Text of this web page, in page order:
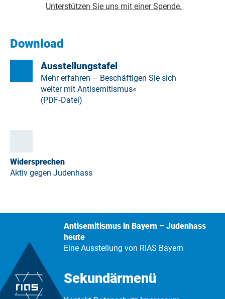
Unterstützen Sie uns mit einer Spende.
Download
Ausstellungstafel
Mehr erfahren – Beschäftigen Sie sich
weiter mit Antisemitismus«
(PDF‑Datei)
Widersprechen
Aktiv gegen Judenhass
Antisemitismus in Bayern – Judenhass
heute
Eine Ausstellung von RIAS Bayern
Sekundärmenü